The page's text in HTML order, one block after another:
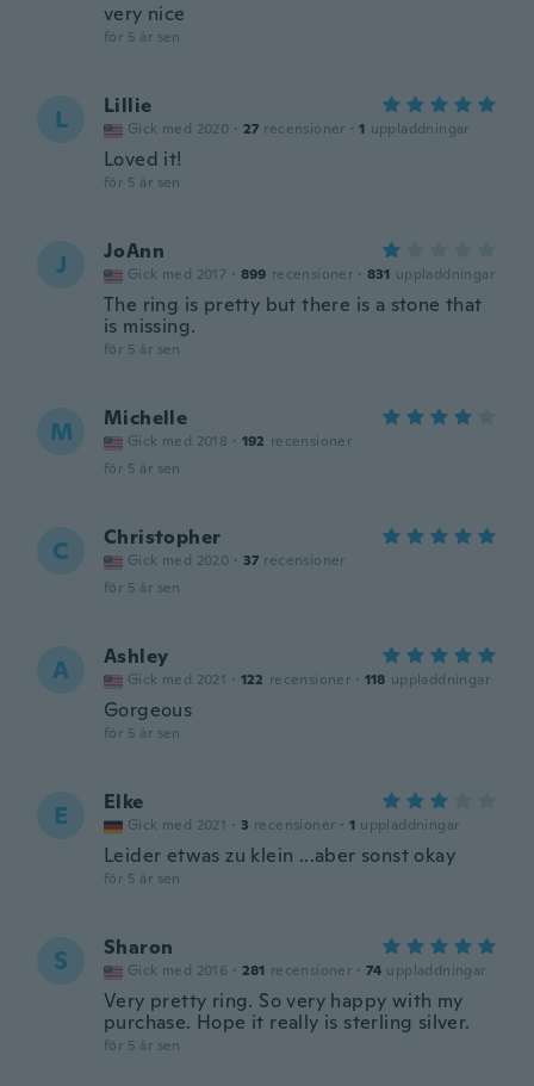
very nice
för 5 år sen
L Lillie
Gick med 2020 · 27 recensioner · 1 uppladdningar
Loved it!
för 5 år sen
J JoAnn
Gick med 2017 · 899 recensioner · 831 uppladdningar
The ring is pretty but there is a stone that
is missing.
för 5 år sen
M Michelle
Gick med 2018 · 192 recensioner
för 5 år sen
C Christopher
Gick med 2020 · 37 recensioner
för 5 år sen
A Ashley
Gick med 2021 · 122 recensioner · 118 uppladdningar
Gorgeous
för 5 år sen
E Elke
Gick med 2021 · 3 recensioner · 1 uppladdningar
Leider etwas zu klein ...aber sonst okay
för 5 år sen
S Sharon
Gick med 2016 · 281 recensioner · 74 uppladdningar
Very pretty ring. So very happy with my
purchase. Hope it really is sterling silver.
för 5 år sen